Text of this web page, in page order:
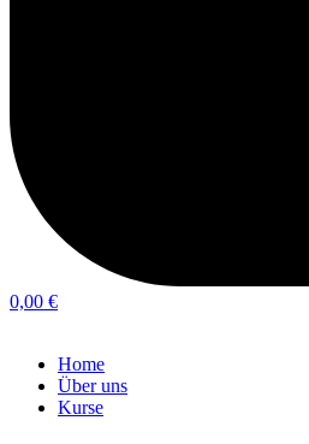
0,00 €
Home
Über uns
Kurse